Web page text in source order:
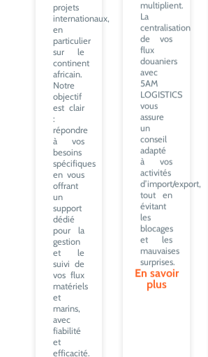
internationaux,
en
particulier
sur le
continent
africain.
Notre
objectif
est clair
:
répondre
à vos
besoins
spécifiques
en vous
offrant
un
support
dédié
pour la
gestion
et le
suivi de
vos flux
matériels
et
marins,
avec
fiabilité
et
efficacité.
multiplient.
La
centralisation
de vos
flux
douaniers
avec
5AM
LOGISTICS
vous
assure
un
conseil
adapté
à vos
activités
d’import/export,
tout en
évitant
les
blocages
et les
mauvaises
surprises.
En savoir
plus